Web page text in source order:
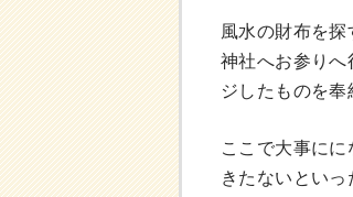
風水の財布を探
神社へお参りへ
ジしたものを奉
ここで大事に
きたないとい